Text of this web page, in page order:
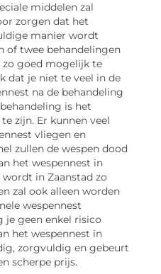
middelen zal
zorgen dat het
manier wordt
of twee behandelingen
goed mogelijk te
dat je niet te veel in de
na de behandeling
is het
zijn. Er kunnen veel
vliegen en
zullen de wespen dood
het wespennest in
wordt in Zaanstad zo
zal ook alleen worden
wespennest
je geen enkel risico
het wespennest in
zorgvuldig en gebeurt
scherpe prijs.